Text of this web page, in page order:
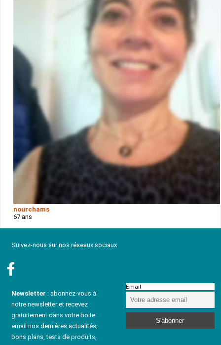
nourchams
67 ans
Suivez-nous sur nos réseaux sociaux
Newsletter : abonnez-vous à
notre newsletter et recevez
gratuitement dans votre boite
email nos dernières actualités,
bons plans, tests de produits,
Email